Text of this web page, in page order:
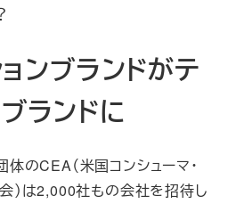
ンブランドがテ
ランドに
のCEA（米国コンシューマ・
）は2,000社もの会社を招待し